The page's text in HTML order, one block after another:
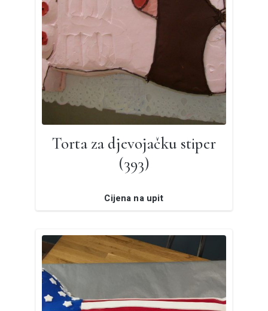
Torta za djevojačku stiper
(393)
Cijena na upit